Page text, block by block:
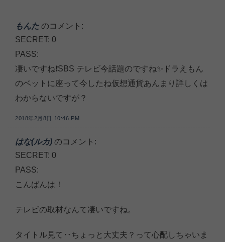
もんた のコメント:
SECRET: 0
PASS:
凄いですね❗SBS テレビ今話題のですね✨ドラえもん
のベットに座って今したね仮想通貨あんまり詳しくは
わからないですが？
2018年2月8日 10:46 PM
はな(ルカ) のコメント:
SECRET: 0
PASS:
こんばんは！
テレビの取材なんて凄いですね。
タイトル見て‥ちょっと大丈夫？って心配しちゃいま